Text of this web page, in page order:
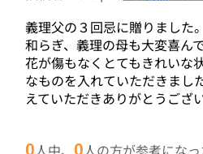
義理父の３回忌に贈りました
和らぎ、義理の母も大変喜ん
花が傷もなくとてもきれいな
なものを入れていただきまし
えていただきありがとうござ
0人中、0人の方が参考になっ